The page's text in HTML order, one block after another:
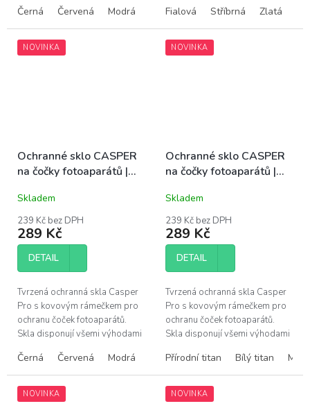
snadná instalace bez bublin,...
Černá Červená Modrá Alpine Green Silver (stříbrná)
snadná instalace bez bublin,...
Fialová Stříbrná Zlatá
NOVINKA
Ochranné sklo CASPER
na čočky fotoaparátů |
Skladem
239 Kč bez DPH
289 Kč
DETAIL
Tvrzená ochranná skla Casper
Pro s kovovým rámečkem pro
ochranu čoček fotoaparátů.
Skla disponují všemi výhodami
snadná instalace bez bublin,...
Černá Červená Modrá Fialová Žlutá Stříbrná
NOVINKA
Ochranné sklo CASPER
na čočky fotoaparátů |
Max
Skladem
239 Kč bez DPH
289 Kč
DETAIL
Tvrzená ochranná skla Casper
Pro s kovovým rámečkem pro
ochranu čoček fotoaparátů.
Skla disponují všemi výhodami
snadná instalace bez bublin,...
Přírodní titan Bílý titan
NOVINKA NOVINKA